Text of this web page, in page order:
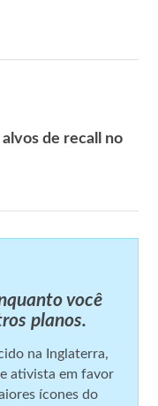
de recall no
você
planos.
na Inglaterra,
ativista em favor
ícones do